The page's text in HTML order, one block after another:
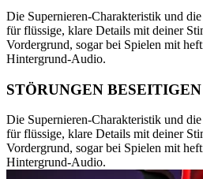
Die Supernieren-Charakteristik und
für flüssige, klare Details mit deiner
Vordergrund, sogar bei Spielen mit
Hintergrund-Audio.
STÖRUNGEN BESEITIGEN
Die Supernieren-Charakteristik und
für flüssige, klare Details mit deiner
Vordergrund, sogar bei Spielen mit
Hintergrund-Audio.